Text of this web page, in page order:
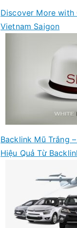
Discover More with
Vietnam Saigon
Backlink Mũ Trắng
Hiệu Quả Từ